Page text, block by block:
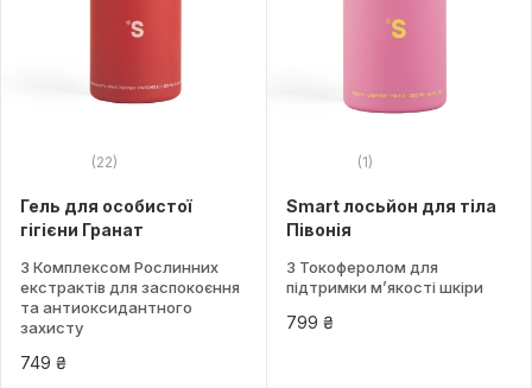
(22)
Гель для особистої
гігієни Гранат
З Комплексом Рослинних
екстрактів для заспокоєння
та антиоксидантного
захисту
749 ₴
(1)
Smart лосьйон для тіла
Півонія
З Токоферолом для
підтримки м’якості шкіри
799 ₴